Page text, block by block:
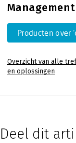
Producten over
Overzicht van alle
en oplossingen
Deel dit